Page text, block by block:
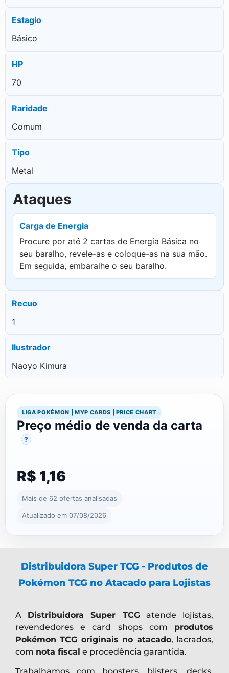
Estagio
Básico
HP
70
Raridade
Comum
Tipo
Metal
Ataques
Carga de Energia
Procure por até 2 cartas de Energia Básica no
seu baralho, revele-as e coloque-as na sua mão.
Em seguida, embaralhe o seu baralho.
Recuo
1
Ilustrador
Naoyo Kimura
LIGA POKÉMON | MYP CARDS | PRICE CHART
Preço médio de venda da carta
?
R$ 1,16
Mais de 62 ofertas analisadas
Atualizado em 07/08/2026
Distribuidora Super TCG - Produtos de
Pokémon TCG no Atacado para Lojistas
A Distribuidora Super TCGatende lojistas,
revendedores e card shops com produtos
Pokémon TCG originais no atacado, lacrados,
com nota fiscal e procedência garantida.